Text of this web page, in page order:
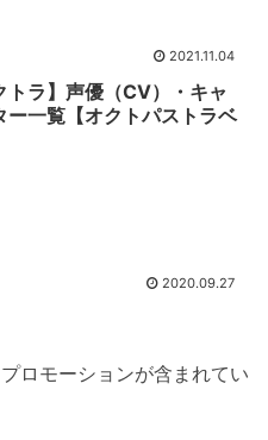
2021.11.04
トラ】声優（CV）・キャ
ー一覧【オクトパストラベ
2020.09.27
ロモーションが含まれてい